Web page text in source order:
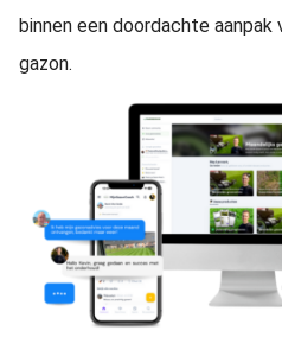
binnen een doordachte
gazon.